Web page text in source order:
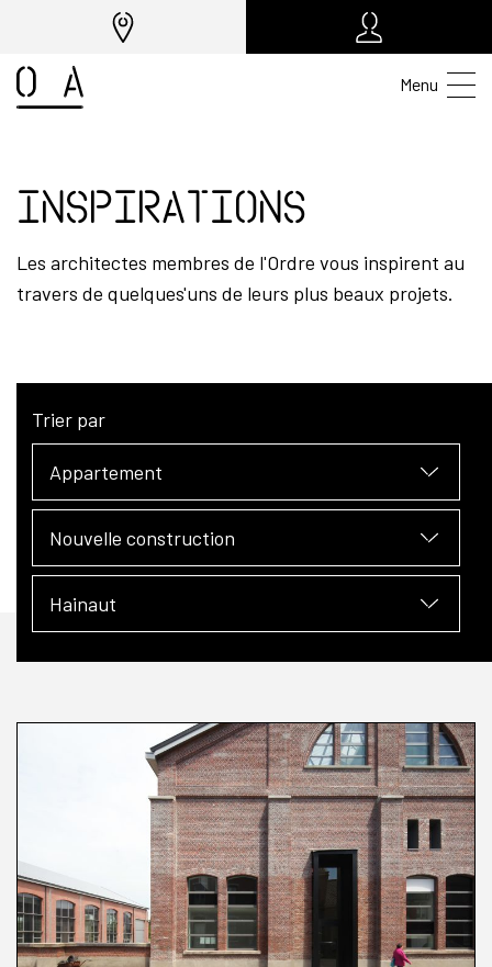
Menu
Inspirations
Les architectes membres de l'Ordre vous inspirent au
travers de quelques'uns de leurs plus beaux projets.
Trier par
Appartement
Nouvelle construction
Hainaut